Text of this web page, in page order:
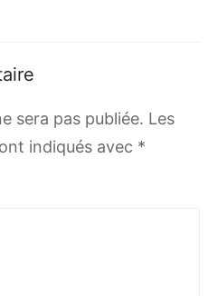
sera pas publiée. Les
indiqués avec *